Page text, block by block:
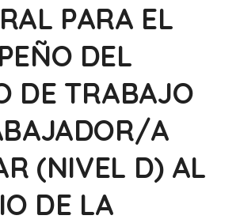
PARA EL
DEL
DE TRABAJO
A
(NIVEL D) AL
DE LA